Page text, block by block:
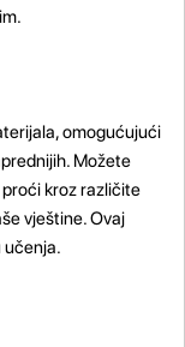
omogućujući
Možete
kroz različite
vještine. Ovaj
učenja.